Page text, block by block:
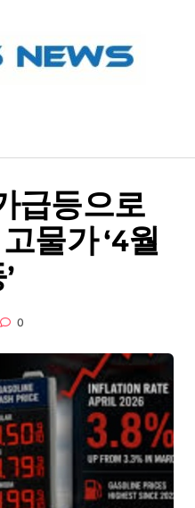
급등으로
물가 ‘4월
0